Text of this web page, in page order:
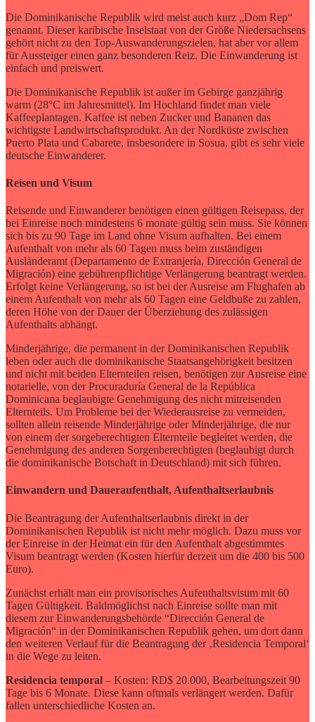
Die Dominikanische Republik wird meist auch kurz „Dom Rep“
genannt. Dieser karibische Inselstaat von der Größe Niedersachsens
gehört nicht zu den Top-Auswanderungszielen, hat aber vor allem
für Aussteiger einen ganz besonderen Reiz. Die Einwanderung ist
einfach und preiswert.
Die Dominikanische Republik ist außer im Gebirge ganzjährig
warm (28°C im Jahresmittel). Im Hochland findet man viele
Kaffeeplantagen. Kaffee ist neben Zucker und Bananen das
wichtigste Landwirtschaftsprodukt. An der Nordküste zwischen
Puerto Plata und Cabarete, insbesondere in Sosua, gibt es sehr viele
deutsche Einwanderer.
Reisen und Visum
Reisende und Einwanderer benötigen einen gültigen Reisepass, der
bei Einreise noch mindestens 6 monate gültig sein muss. Sie können
sich bis zu 90 Tage im Land ohne Visum aufhalten. Bei einem
Aufenthalt von mehr als 60 Tagen muss beim zuständigen
Ausländeramt (Departamento de Extranjería, Dirección General de
Migración) eine gebührenpflichtige Verlängerung beantragt werden.
Erfolgt keine Verlängerung, so ist bei der Ausreise am Flughafen ab
einem Aufenthalt von mehr als 60 Tagen eine Geldbuße zu zahlen,
deren Höhe von der Dauer der Überziehung des zulässigen
Aufenthalts abhängt.
Minderjährige, die permanent in der Dominikanischen Republik
leben oder auch die dominikanische Staatsangehörigkeit besitzen
und nicht mit beiden Elternteilen reisen, benötigen zur Ausreise eine
notarielle, von der Procuraduría General de la República
Dominicana beglaubigte Genehmigung des nicht mitreisenden
Elternteils. Um Probleme bei der Wiederausreise zu vermeiden,
sollten allein reisende Minderjährige oder Minderjährige, die nur
von einem der sorgeberechtigten Elternteile begleitet werden, die
Genehmigung des anderen Sorgenberechtigten (beglaubigt durch
die dominikanische Botschaft in Deutschland) mit sich führen.
Einwandern und Daueraufenthalt, Aufenthaltserlaubnis
Die Beantragung der Aufenthaltserlaubnis direkt in der
Dominikanischen Republik ist nicht mehr möglich. Dazu muss vor
der Einreise in der Heimat ein für den Aufenthalt abgestimmtes
Visum beantragt werden (Kosten hierfür derzeit um die 400 bis 500
Euro).
Zunächst erhält man ein provisorisches Aufenthaltsvisum mit 60
Tagen Gültigkeit. Baldmöglichst nach Einreise sollte man mit
diesem zur Einwanderungsbehörde “Dirección General de
Migración“ in der Dominikanischen Republik gehen, um dort dann
den weiteren Verlauf für die Beantragung der ‚Residencia Temporal‘
in die Wege zu leiten.
Residencia temporal – Kosten: RD$ 20.000, Bearbeitungszeit 90
Tage bis 6 Monate. Diese kann oftmals verlängert werden. Dafür
fallen unterschiedliche Kosten an.